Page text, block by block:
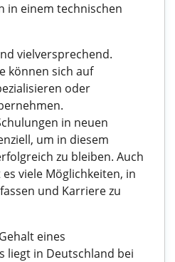
in einem technischen
vielversprechend.
können sich auf
oder
in neuen
um in diesem
zu bleiben. Auch
viele Möglichkeiten, in
und Karriere zu
eines
liegt in Deutschland bei